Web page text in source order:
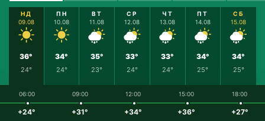
НД
09.08
36°
24°
ПН
10.08
34°
24°
ВТ
11.08
35°
23°
СР
12.08
33°
24°
ЧТ
13.08
33°
24°
ПТ
14.08
34°
25°
СБ
15.08
34°
25°
06:00
+24°
09:00
+31°
12:00
+34°
15:00
+36°
18:00
+27°